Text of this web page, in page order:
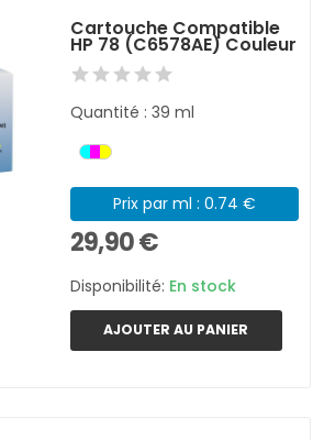
Cartouche Compatible
HP 78 (C6578AE) Couleur
Quantité : 39 ml
Prix par ml : 0.74 €
29,90 €
Disponibilité: En stock
AJOUTER AU PANIER